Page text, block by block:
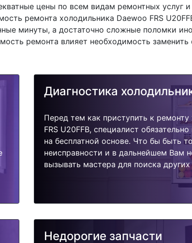
цены по всем видам ремонтных услуг
ремонта холодильника Daewoo FRS
минуты, а достаточно сложные поломки
ремонта влияет необходимость
Диагностика
Перед тем как приступить к
FRS U20FFB, специалист
на бесплатной основе. Что бы быть
неисправности и в дальнейшем Вам
вызывать мастера для поиска
Недорогие запчасти